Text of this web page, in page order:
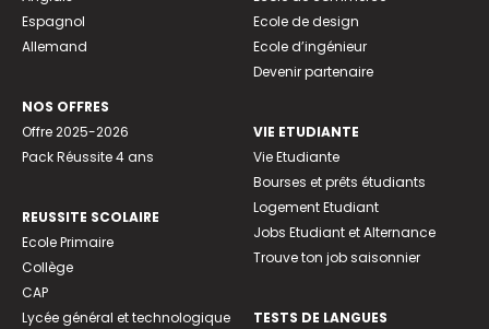
Espagnol
Allemand
NOS OFFRES
Offre 2025-2026
Pack Réussite 4 ans
REUSSITE SCOLAIRE
Ecole Primaire
Collège
CAP
Lycée général et technologique
Ecole de design
Ecole d’ingénieur
Devenir partenaire
VIE ETUDIANTE
Vie Etudiante
Bourses et prêts étudiants
Logement Etudiant
Jobs Etudiant et Alternance
Trouve ton job saisonnier
TESTS DE LANGUES